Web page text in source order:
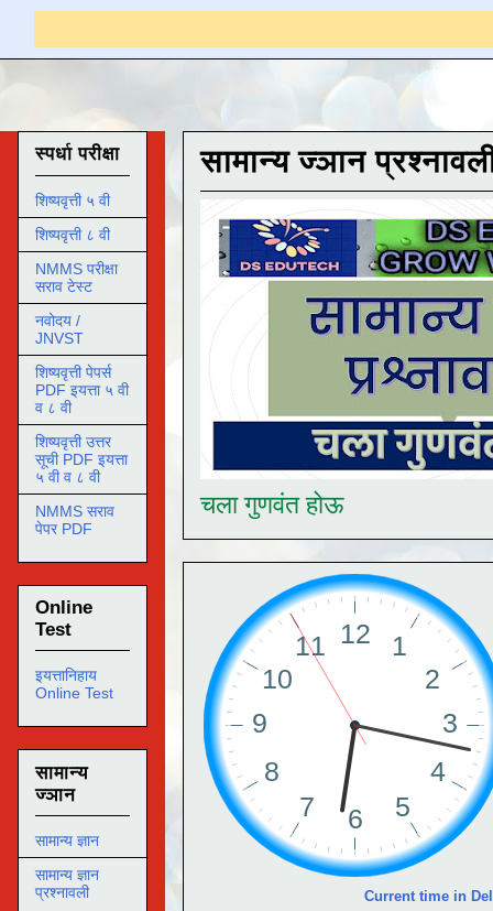
सामान्य ज्ञान
चला गुणवंत होऊ
Current time in
स्पर्धा परीक्षा
शिष्यवृत्ती ५ वी
शिष्यवृत्ती ८ वी
NMMS परीक्षा
सराव टेस्ट
नवोदय /
JNVST
शिष्यवृत्ती पेपर्स
PDF इयत्ता ५ वी
व ८ वी
शिष्यवृत्ती उत्तर
सूची PDF इयत्ता
५ वी व ८ वी
NMMS सराव
पेपर PDF
Online
Test
इयत्तानिहाय
Online Test
सामान्य
ज्ञान
सामान्य ज्ञान
सामान्य ज्ञान
प्रश्नावली